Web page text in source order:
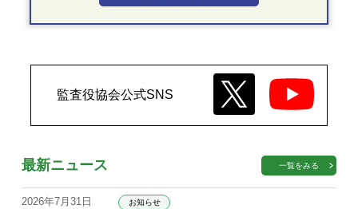
監査役協会公式SNS
最新ニュース 一覧をみる
2026年7月31日 お知らせ